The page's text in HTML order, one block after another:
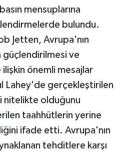
mensuplarına
bulundu.
Jetten, Avrupa'nın
güçlendirilmesi ve
önemli mesajlar
Lahey'de gerçekleştirilen
nitelikte olduğunu
taahhütlerin yerine
ifade etti. Avrupa'nın
tehditlere karşı